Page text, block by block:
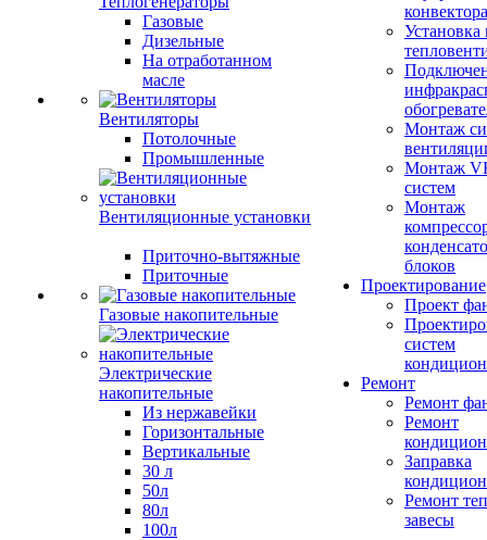
Газовые
Дизельные
На отработанном
масле
Вентиляторы
Потолочные
Промышленные
Вентиляционные установки
Приточно-вытяжные
Приточные
Газовые накопительные
Электрические
накопительные
Из нержавейки
Горизонтальные
Вертикальные
30 л
50л
80л
100л
конвектора
Установка
Монтаж
Монтаж
систем
Монтаж
блоков
Проектирование
Проект
систем
Ремонт
Ремонт
Ремонт
Заправка
Ремонт
завесы